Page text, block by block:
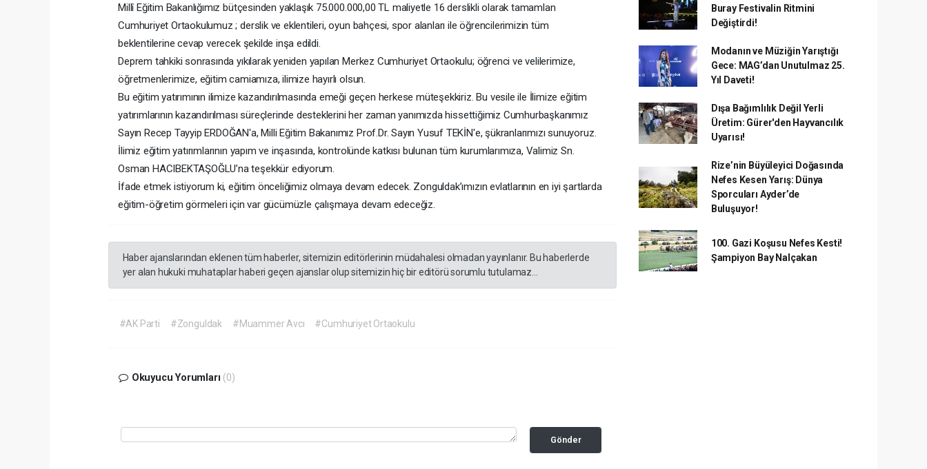
Millî Eğitim Bakanlığımız bütçesinden yaklaşık 75.000.000,00 TL maliyetle 16 derslikli olarak tamamlan
Cumhuriyet Ortaokulumuz ; derslik ve eklentileri, oyun bahçesi, spor alanları ile öğrencilerimizin tüm
beklentilerine cevap verecek şekilde inşa edildi.
Deprem tahkiki sonrasında yıkılarak yeniden yapılan Merkez Cumhuriyet Ortaokulu; öğrenci ve velilerimize,
öğretmenlerimize, eğitim camiamıza, ilimize hayırlı olsun.
Bu eğitim yatırımının ilimize kazandırılmasında emeği geçen herkese müteşekkiriz. Bu vesile ile İlimize eğitim
yatırımlarının kazandırılması süreçlerinde desteklerini her zaman yanımızda hissettiğimiz Cumhurbaşkanımız
Sayın Recep Tayyip ERDOĞAN'a, Milli Eğitim Bakanımız Prof.Dr. Sayın Yusuf TEKİN'e, şükranlarımızı sunuyoruz.
İlimiz eğitim yatırımlarının yapım ve inşasında, kontrolünde katkısı bulunan tüm kurumlarımıza, Valimiz Sn.
Osman HACIBEKTAŞOĞLU’na teşekkür ediyorum.
İfade etmek istiyorum ki, eğitim önceliğimiz olmaya devam edecek. Zonguldak’ımızın evlatlarının en iyi şartlarda
eğitim-öğretim görmeleri için var gücümüzle çalışmaya devam edeceğiz.
Haber ajanslarından eklenen tüm haberler, sitemizin editörlerinin müdahalesi olmadan yayınlanır. Bu haberlerde
yer alan hukuki muhataplar haberi geçen ajanslar olup sitemizin hiç bir editörü sorumlu tutulamaz...
#AK Parti #Zonguldak #Muammer Avcı #Cumhuriyet Ortaokulu
Okuyucu Yorumları (0)
Gönder
Buray Festivalin Ritmini
Değiştirdi!
Modanın ve Müziğin Yarıştığı
Gece: MAG’dan Unutulmaz 25.
Yıl Daveti!
Dışa Bağımlılık Değil Yerli
Üretim: Gürer'den Hayvancılık
Uyarısı!
Rize’nin Büyüleyici Doğasında
Nefes Kesen Yarış: Dünya
Sporcuları Ayder’de
Buluşuyor!
100. Gazi Koşusu Nefes Kesti!
Şampiyon Bay Nalçakan